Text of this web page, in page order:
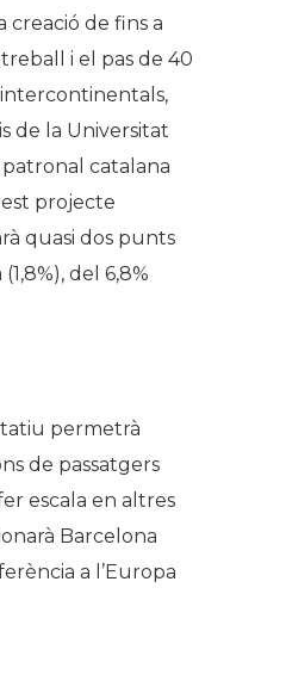
creació de fins a
i el pas de 40
de la Universitat
catalana
projecte
quasi dos punts
del 6,8%
permetrà
de passatgers
escala en altres
Barcelona
a l’Europa